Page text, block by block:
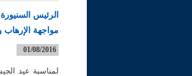
الرئيس
مواجهة الإرهاب
01/08/2016
لمناسبة عيد